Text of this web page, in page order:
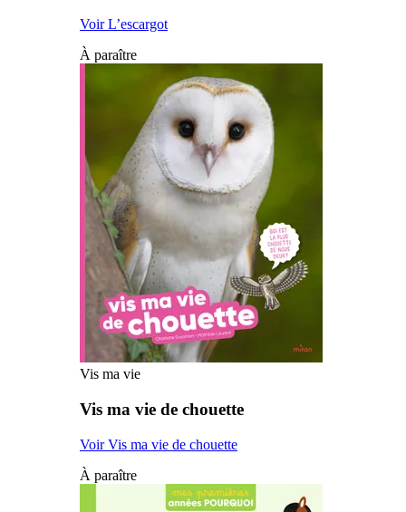
Voir L’escargot
À paraître
Vis ma vie
Vis ma vie de chouette
Voir Vis ma vie de chouette
À paraître